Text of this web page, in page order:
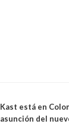
Kast está en
asunción del